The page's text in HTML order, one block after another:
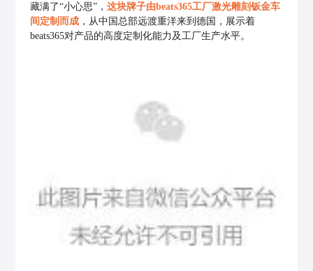
藏满了“小心思”， 这块牌子由beats365工厂激光雕刻钣金车
间定制而成，从中国总部远渡重洋来到德国，展示着
beats365对产品的高度定制化能力及工厂生产水平。